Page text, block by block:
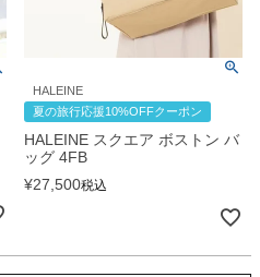
HALEINE
夏の旅行応援10%OFFクーポン
HALEINE スクエア ボストン バ
ッグ 4FB
¥27,500税込